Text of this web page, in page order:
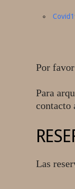
Por
Para
contacto
Las